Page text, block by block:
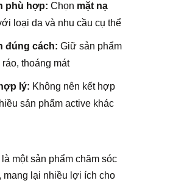
phù hợp: Chọn mặt nạ
loại da và nhu cầu cụ thể
đúng cách: Giữ sản phẩm
thoáng mát
lý: Không nên kết hợp
sản phẩm active khác
là một sản phẩm chăm sóc
mang lại nhiều lợi ích cho